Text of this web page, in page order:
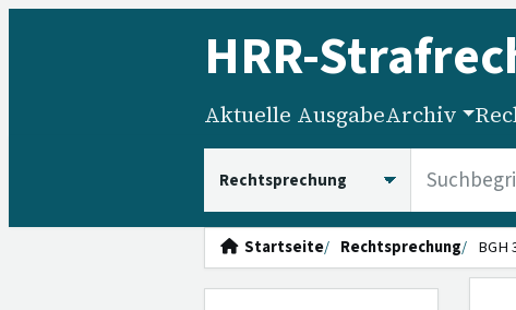
HRR-
Aktuelle AusgabeArchiv
Startseite Rechtsprechung BGH